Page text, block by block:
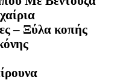
– Ξύλα κοπής